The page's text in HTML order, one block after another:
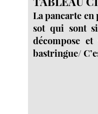
La pancarte en
sot qui sont
décompose
bastringue/